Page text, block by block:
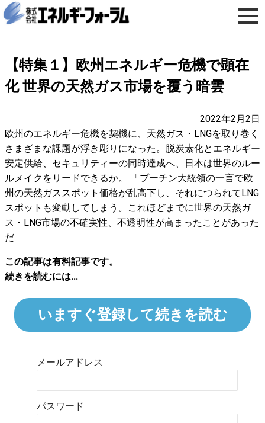
【特集１】欧州エネルギー危機で顕在
化 世界の天然ガス市場を覆う暗雲
2022年2月2日
欧州のエネルギー危機を契機に、天然ガス・LNGを取り巻く
さまざまな課題が浮き彫りになった。脱炭素化とエネルギー
安定供給、セキュリティーの同時達成へ、日本は世界のルー
ルメイクをリードできるか。 「プーチン大統領の一言で欧
州の天然ガススポット価格が乱高下し、それにつられてLNG
スポットも変動してしまう。これほどまでに世界の天然ガ
ス・LNG市場の不確実性、不透明性が高まったことがあった
だ
この記事は有料記事です。
続きを読むには...
いますぐ登録して続きを読む
メールアドレス
パスワード